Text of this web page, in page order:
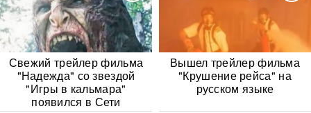
Свежий трейлер фильма
"Надежда" со звездой
"Игры в кальмара"
появился в Сети
Вышел трейлер фильма
"Крушение рейса" на
русском языке